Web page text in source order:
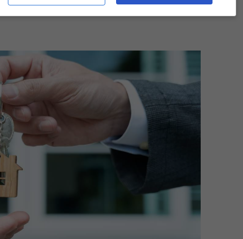
per i clienti che avevano firmato